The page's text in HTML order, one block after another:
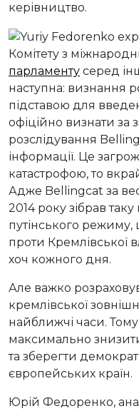
керівництво.
Комітету з
парламенту серед
наступна: визнання
підставою для
офіційно визнати за
розслідування
інформації. Це
катастрофою, то
Адже Bellingcat за
2014 року зібрав таку
путінського режиму,
проти Кремлівської
хоч кожного дня.
Але важко
кремлівської
найближчі часи.
максимально
та зберегти
європейських країн.
Юрій Федоренко,